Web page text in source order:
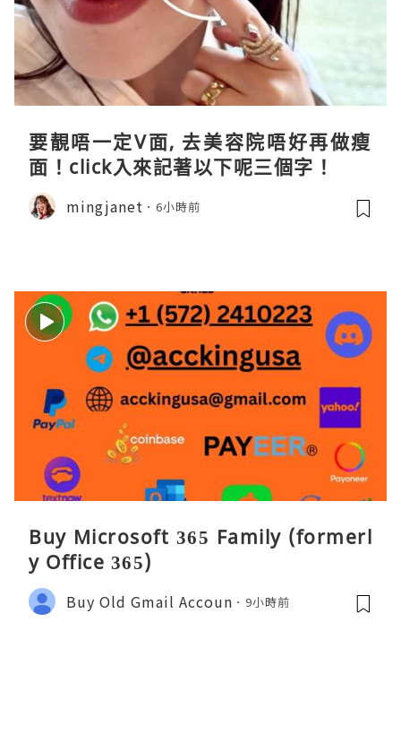
要靚唔一定V面, 去美容院唔好再做瘦
面！click入來記著以下呢三個字！
mingjanet 6小時前
Buy Microsoft 365 Family (formerl
y Office 365)
Buy Old Gmail Accoun 9小時前